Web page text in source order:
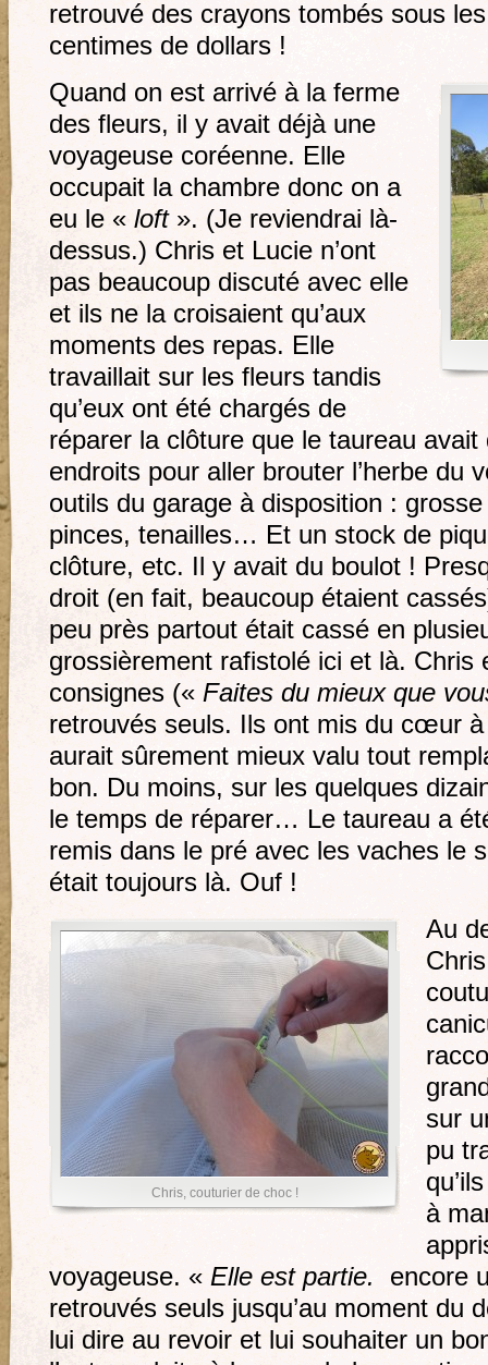
retrouvé des crayons tombés sous
centimes de dollars !
Quand on est arrivé à la ferme
des fleurs, il y avait déjà une
voyageuse coréenne. Elle
occupait la chambre donc on a
eu le « loft». (Je reviendrai là-
dessus.) Chris et Lucie n’ont
pas beaucoup discuté avec elle
et ils ne la croisaient qu’aux
moments des repas. Elle
travaillait sur les fleurs tandis
qu’eux ont été chargés de
réparer la clôture que le taureau
endroits pour aller brouter l’herbe du
outils du garage à disposition :
pinces, tenailles… Et un stock de
clôture, etc. Il y avait du boulot !
droit (en fait, beaucoup étaient
peu près partout était cassé en
grossièrement rafistolé ici et là. Chris
consignes (« Faites du mieux que
retrouvés seuls. Ils ont mis du cœur à
aurait sûrement mieux valu tout
bon. Du moins, sur les quelques
le temps de réparer… Le taureau a
remis dans le pré avec les vaches le
était toujours là. Ouf !
Chris, couturier de choc !
Au
sur
pu
à
voyageuse. « Elle est partie.
encore
retrouvés seuls jusqu’au moment du
lui dire au revoir et lui souhaiter un